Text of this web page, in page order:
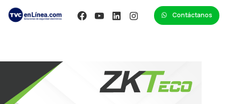
Contáctanos